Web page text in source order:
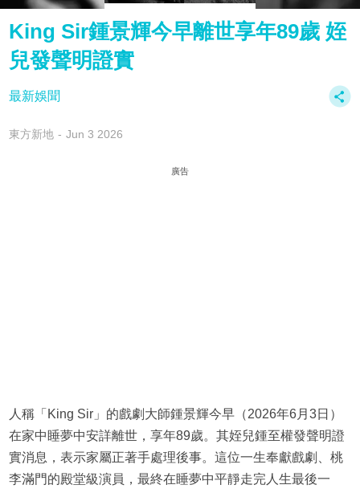
King Sir鍾景輝今早離世享年89歲 姪
兒發聲明證實
最新娛聞
東方新地 Jun 3 2026
廣告
人稱「King Sir」的戲劇大師鍾景輝今早（2026年6月3日）
在家中睡夢中安詳離世，享年89歲。其姪兒鍾至權發聲明證
實消息，表示家屬正著手處理後事。這位一生奉獻戲劇、桃
李滿門的殿堂級演員，最終在睡夢中平靜走完人生最後一